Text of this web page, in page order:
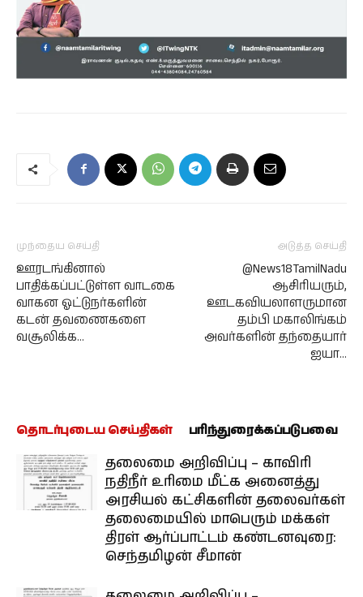
முந்தைய செய்தி
ஊரடங்கினால்
பாதிக்கப்பட்டுள்ள வாடகை
வாகன ஓட்டுநர்களின்
கடன் தவணைகளை
வசூலிக்க…
அடுத்த செய்தி
@News18TamilNadu
ஆசிரியரும்,
ஊடகவியலாளருமான
தம்பி மகாலிங்கம்
அவர்களின் தந்தையார்
ஐயா…
தொடர்புடைய செய்திகள் பரிந்துரைக்கப்படுபவை
தலைமை அறிவிப்பு – காவிரி
நதிநீர் உரிமை மீட்க அனைத்து
அரசியல் கட்சிகளின் தலைவர்கள்
தலைமையில் மாபெரும் மக்கள்
திரள் ஆர்ப்பாட்டம் கண்டனவுரை:
செந்தமிழன் சீமான்